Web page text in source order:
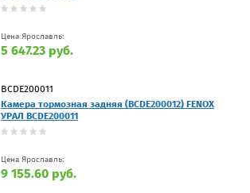
Цена Ярославль:
5 647.23 руб.
BCDE200011
Камера тормозная задняя (BCDE200012) FENOX
УРАЛ BCDE200011
Цена Ярославль:
9 155.60 руб.